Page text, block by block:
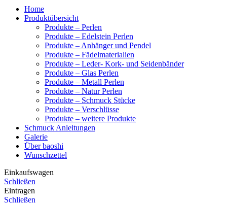
Home
Produktübersicht
Produkte – Perlen
Produkte – Edelstein Perlen
Produkte – Anhänger und Pendel
Produkte – Fädelmaterialien
Produkte – Leder- Kork- und Seidenbänder
Produkte – Glas Perlen
Produkte – Metall Perlen
Produkte – Natur Perlen
Produkte – Schmuck Stücke
Produkte – Verschlüsse
Produkte – weitere Produkte
Schmuck Anleitungen
Galerie
Über baoshi
Wunschzettel
Einkaufswagen
Schließen
Eintragen
Schließen